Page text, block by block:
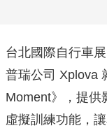
台北國際自行車
普瑞公司 Xplova
Moment》，提供
虛擬訓練功能，